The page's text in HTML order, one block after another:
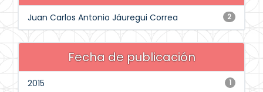
2
Juan Carlos Antonio Jáuregui Correa
Fecha de publicación
1
2015